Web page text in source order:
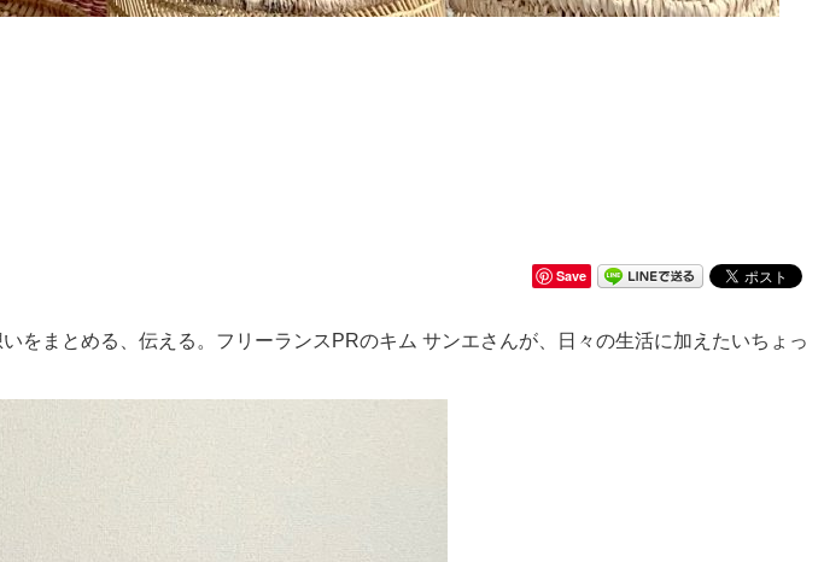
Save
をまとめる、伝える。フリーランスPRのキム サンエさんが、日々の生活に加えたいちょっ